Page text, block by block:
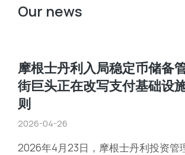
Our news
摩根士丹利入局稳定币储备
街巨头正在改写支付基础设
则
2026-04-26
2026年4月23日，摩根士丹利投资管